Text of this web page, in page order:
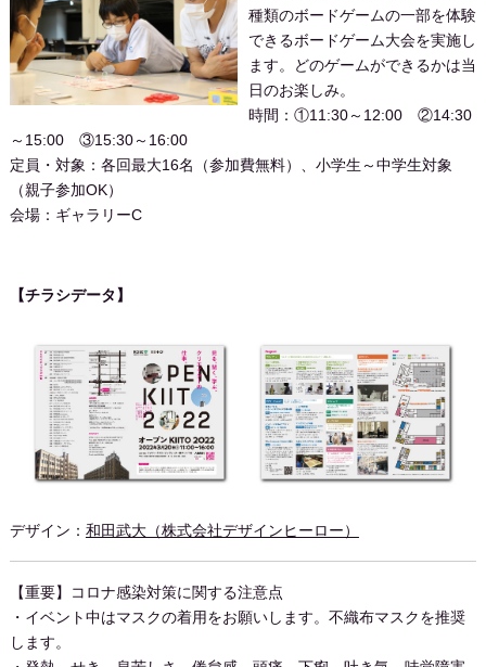
種類のボードゲームの一部を体験
できるボードゲーム大会を実施し
ます。どのゲームができるかは当
日のお楽しみ。
時間：①11:30～12:00 ②14:30
～15:00 ③15:30～16:00
定員・対象：各回最大16名（参加費無料）、小学生～中学生対象
（親子参加OK）
会場：ギャラリーC
【チラシデータ】
デザイン： 和田武大（株式会社デザインヒーロー）
【重要】コロナ感染対策に関する注意点
・イベント中はマスクの着用をお願いします。不織布マスクを推奨
します。